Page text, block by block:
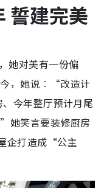
誓建完美
她对美有一份偏
，她说︰“改造计
今年整厅预计月尾
她笑言要装修厨房
企打造成“公主